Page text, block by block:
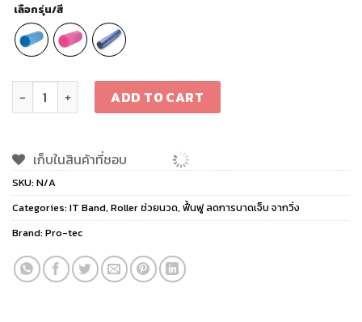
เลือกรุ่น/สี
Pro-Tec Foam Roller quantity
ADD TO CART
เก็บในสินค้าที่ชอบ
SKU:N/A
Categories:IT Band, Roller ช่วยนวด, ฟื้นฟู ลดการบาดเจ็บ จากวิ่ง
Brand:Pro-tec